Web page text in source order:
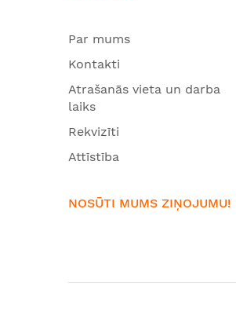
Par mums
Kontakti
Atrašanās vieta un darba
laiks
Rekvizīti
Attīstība
NOSŪTI MUMS ZIŅOJUMU!